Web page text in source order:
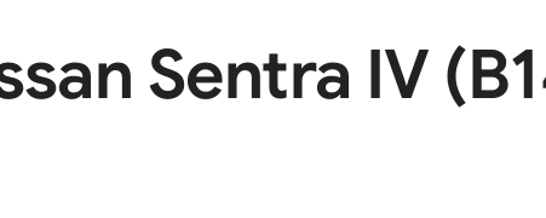
Sentra IV